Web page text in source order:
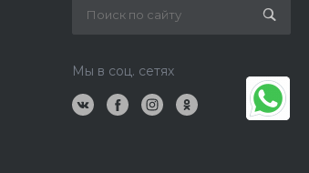
Мы в соц. сетях